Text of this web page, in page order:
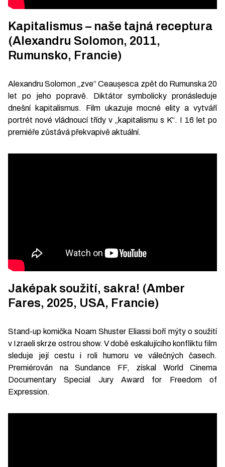
Kapitalismus – naše tajná receptura
(Alexandru Solomon, 2011,
Rumunsko, Francie)
Alexandru Solomon „zve“ Ceaușesca zpět do Rumunska 20
let po jeho popravě. Diktátor symbolicky pronásleduje
dnešní kapitalismus. Film ukazuje mocné elity a vytváří
portrét nové vládnoucí třídy v „kapitalismu s K“. I 16 let po
premiéře zůstává překvapivě aktuální.
Jaképak soužití, sakra! (Amber
Fares, 2025, USA, Francie)
Stand-up komička Noam Shuster Eliassi boří mýty o soužití
v Izraeli skrze ostrou show. V době eskalujícího konfliktu film
sleduje její cestu i roli humoru ve válečných časech.
Premiérován na Sundance FF, získal World Cinema
Documentary Special Jury Award for Freedom of
Expression.